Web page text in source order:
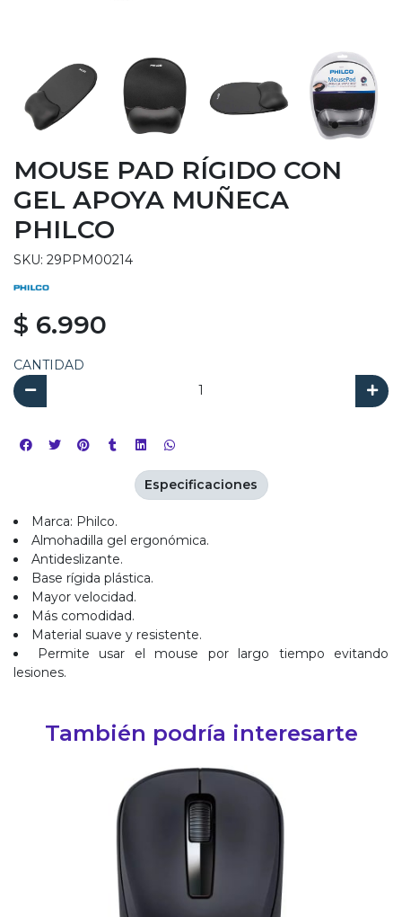
MOUSE PAD RÍGIDO CON
GEL APOYA MUÑECA
PHILCO
SKU: 29PPM00214
$ 6.990
CANTIDAD
Marca: Philco.
Almohadilla gel ergonómica.
Antideslizante.
Base rígida plástica.
Mayor velocidad.
Más comodidad.
Material suave y resistente.
Permite usar el mouse por largo tiempo evitando
lesiones.
Especificaciones
También podría interesarte